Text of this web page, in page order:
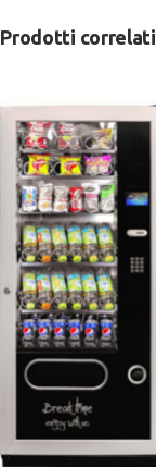
Prodotti correlati